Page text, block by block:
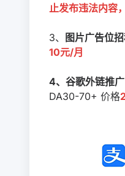
止发布违法内容
3、 图片广告位
10元/月
4、谷歌外链推广
DA30-70+ 价格